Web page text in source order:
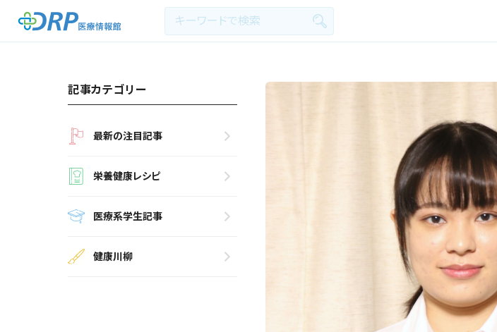
記事カテゴリー
最新の注目記事
栄養健康レシピ
医療系学生記事
健康川柳